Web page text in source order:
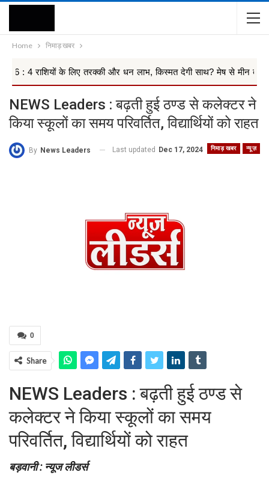
Home निमाड़ खबर
के लिए तरक्की और धन लाभ, किस्मत देगी साथ? मेष से मीन तक 12 ...
NEWS Leaders : बढ़ती हुई ठण्ड से कलेक्टर ने
किया स्कूलों का समय परिवर्तित, विद्यार्थियों को राहत
निमाड़ खबर न्यूज़
By News Leaders Last updated Dec 17, 2024
0
Share
NEWS Leaders : बढ़ती हुई ठण्ड से
कलेक्टर ने किया स्कूलों का समय
परिवर्तित, विद्यार्थियों को राहत
बड़वानी : न्यूज लीडर्स